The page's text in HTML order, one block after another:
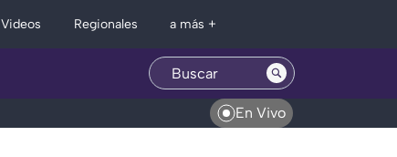
Videos Regionales a más +
En Vivo